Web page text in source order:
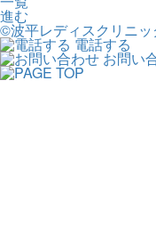
進む
©︎波平レディスクリニッ
電話する
お問い